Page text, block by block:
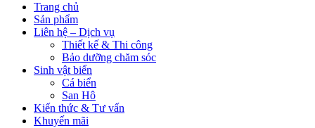
Trang chủ
Sản phẩm
Liên hệ – Dịch vụ
Thiết kế & Thi công
Bảo dưỡng chăm sóc
Sinh vật biển
Cá biển
San Hô
Kiến thức & Tư vấn
Khuyến mãi